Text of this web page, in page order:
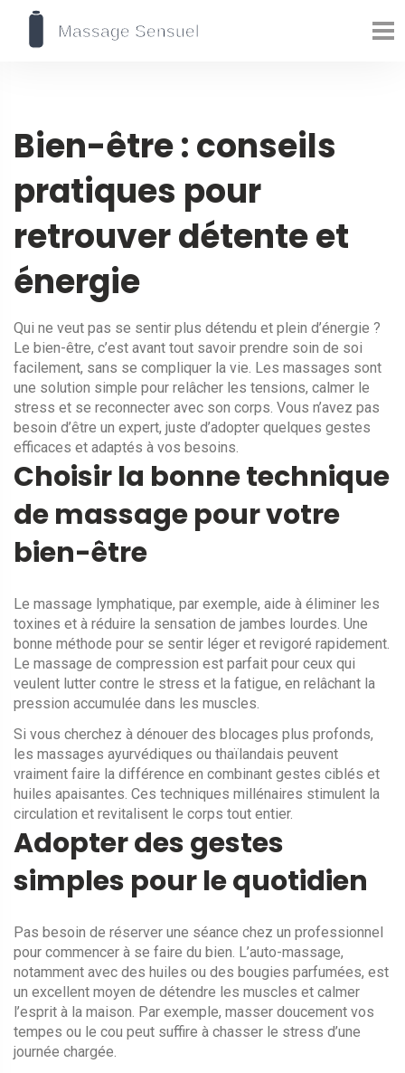
Bien-être : conseils
pratiques pour
retrouver détente et
énergie
Qui ne veut pas se sentir plus détendu et plein d’énergie ?
Le bien-être, c’est avant tout savoir prendre soin de soi
facilement, sans se compliquer la vie. Les massages sont
une solution simple pour relâcher les tensions, calmer le
stress et se reconnecter avec son corps. Vous n’avez pas
besoin d’être un expert, juste d’adopter quelques gestes
efficaces et adaptés à vos besoins.
Choisir la bonne technique
de massage pour votre
bien-être
Le massage lymphatique, par exemple, aide à éliminer les
toxines et à réduire la sensation de jambes lourdes. Une
bonne méthode pour se sentir léger et revigoré rapidement.
Le massage de compression est parfait pour ceux qui
veulent lutter contre le stress et la fatigue, en relâchant la
pression accumulée dans les muscles.
Si vous cherchez à dénouer des blocages plus profonds,
les massages ayurvédiques ou thaïlandais peuvent
vraiment faire la différence en combinant gestes ciblés et
huiles apaisantes. Ces techniques millénaires stimulent la
circulation et revitalisent le corps tout entier.
Adopter des gestes
simples pour le quotidien
Pas besoin de réserver une séance chez un professionnel
pour commencer à se faire du bien. L’auto-massage,
notamment avec des huiles ou des bougies parfumées, est
un excellent moyen de détendre les muscles et calmer
l’esprit à la maison. Par exemple, masser doucement vos
tempes ou le cou peut suffire à chasser le stress d’une
journée chargée.